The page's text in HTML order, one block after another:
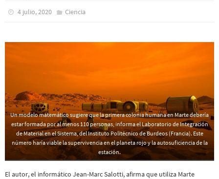
4 julio, 2020 Ciencia
Un modelo matemático sugiere que la primera colonia humana en Marte debería
estar formada por al menos 110 personas, informa el Laboratorio de Integración
de Material en el Sistema, del Instituto Politécnico de Burdeos (Francia). Este
número haría viable la supervivencia en el planeta rojo y la autosuficiencia de la
estación.
El autor, el informático Jean-Marc Salotti, afirma que utiliza Marte